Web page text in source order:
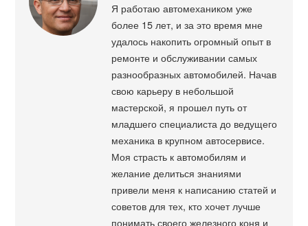
Я работаю автомехаником уже
более 15 лет, и за это время мне
удалось накопить огромный опыт в
ремонте и обслуживании самых
разнообразных автомобилей. Начав
свою карьеру в небольшой
мастерской, я прошел путь от
младшего специалиста до ведущего
механика в крупном автосервисе.
Моя страсть к автомобилям и
желание делиться знаниями
привели меня к написанию статей и
советов для тех, кто хочет лучше
понимать своего железного коня и